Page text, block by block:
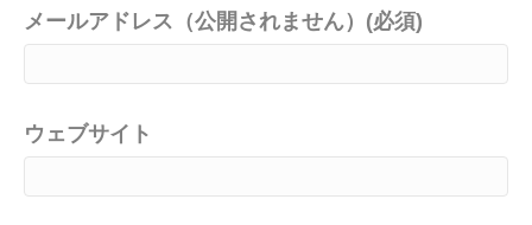
メールアドレス（公開されません）(必須)
ウェブサイト